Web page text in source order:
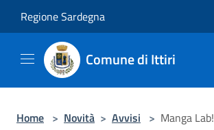
Regione Sardegna
Comune di Ittiri
Home > Novità > Avvisi > Manga Lab!